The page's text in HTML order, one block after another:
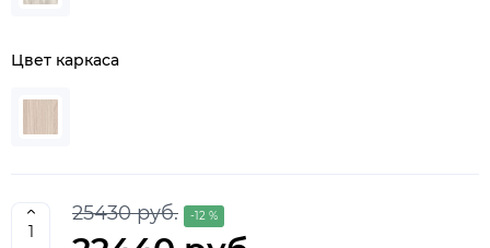
Цвет каркаса
25430 руб. -12 %